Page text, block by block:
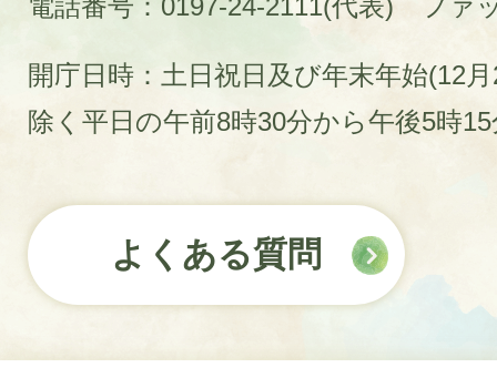
電話番号：0197-24-2111(代表) ファ
開庁日時：土日祝日及び年末年始(12
除く平日の午前8時30分から午後5時
よくある質問